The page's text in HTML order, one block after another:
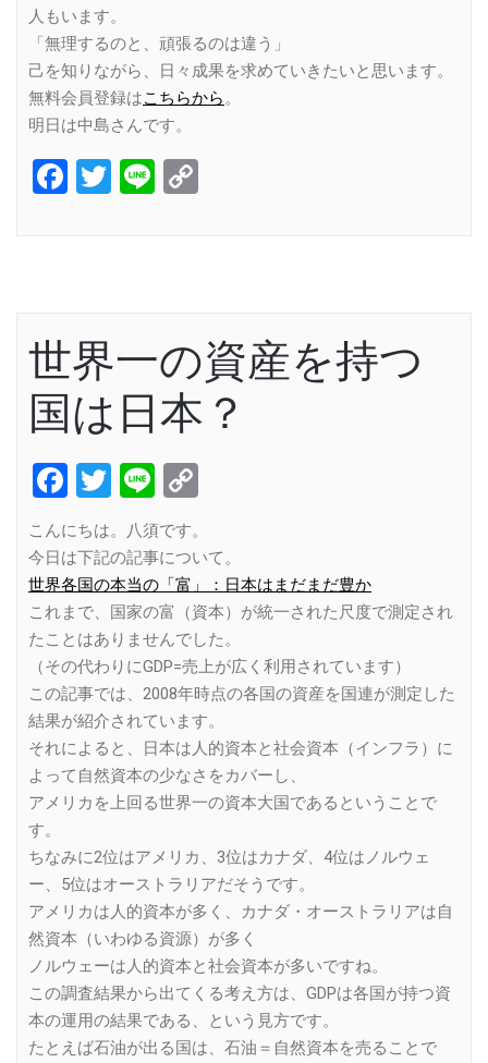
人もいます。
「無理するのと、頑張るのは違う」
己を知りながら、日々成果を求めていきたいと思います。
無料会員登録はこちらから。
明日は中島さんです。
Facebook
Twitter
Line
世界一の資産を持つ
国は日本？
Facebook
Twitter
Line
こんにちは。八須です。
今日は下記の記事について。
世界各国の本当の「富」：日本はまだまだ豊か
これまで、国家の富（資本）が統一された尺度で測定され
たことはありませんでした。
（その代わりにGDP=売上が広く利用されています）
この記事では、2008年時点の各国の資産を国連が測定した
結果が紹介されています。
それによると、日本は人的資本と社会資本（インフラ）に
よって自然資本の少なさをカバーし、
アメリカを上回る世界一の資本大国であるということで
す。
ちなみに2位はアメリカ、3位はカナダ、4位はノルウェ
ー、5位はオーストラリアだそうです。
アメリカは人的資本が多く、カナダ・オーストラリアは自
然資本（いわゆる資源）が多く
ノルウェーは人的資本と社会資本が多いですね。
この調査結果から出てくる考え方は、GDPは各国が持つ資
本の運用の結果である、という見方です。
たとえば石油が出る国は、石油＝自然資本を売ることで